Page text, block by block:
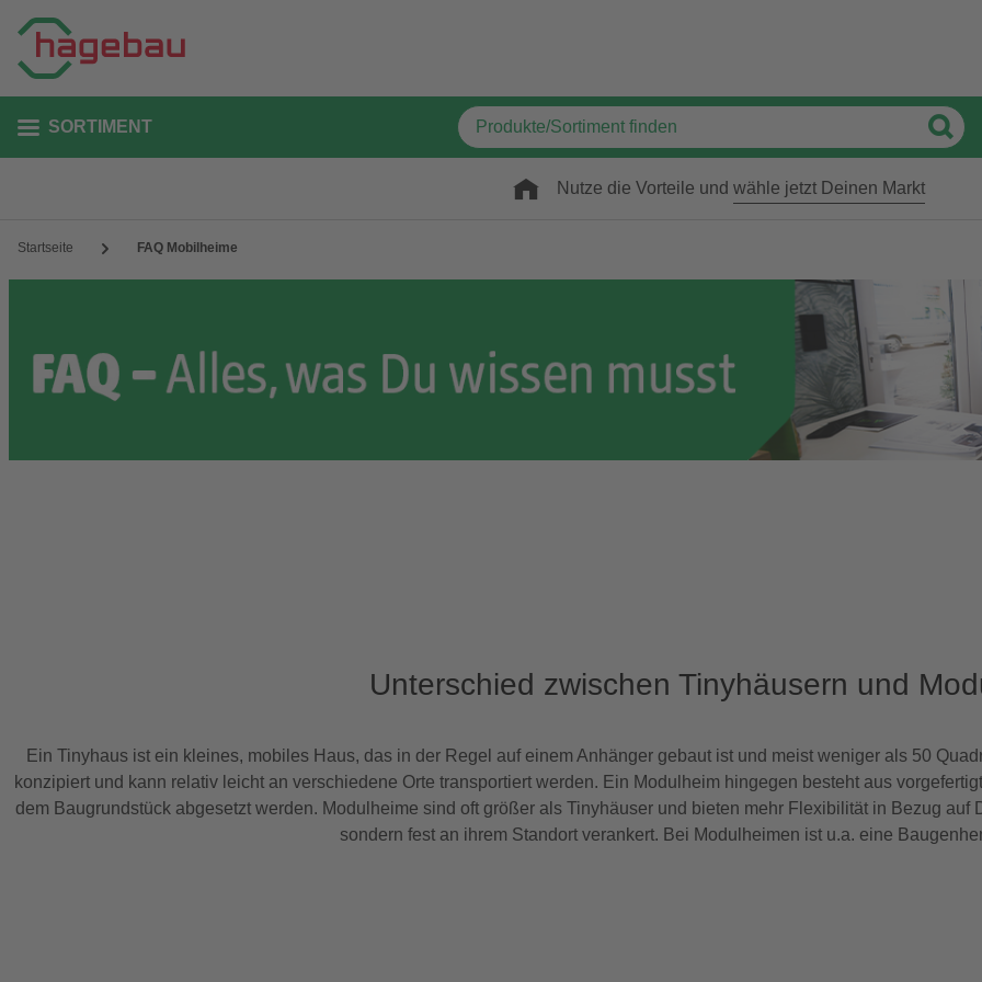
SORTIMENT
Nutze die Vorteile und wähle jetzt Deinen Markt
Startseite FAQ Mobilheime
Unterschied zwischen Tinyhäusern und
Ein Tinyhaus ist ein kleines, mobiles Haus, das in der Regel auf einem Anhänger gebaut ist und meist weniger als 50
konzipiert und kann relativ leicht an verschiedene Orte transportiert werden. Ein Modulheim hingegen besteht aus
dem Baugrundstück abgesetzt werden. Modulheime sind oft größer als Tinyhäuser und bieten mehr Flexibilität in Bezug
sondern fest an ihrem Standort verankert. Bei Modulheimen ist u.a. eine